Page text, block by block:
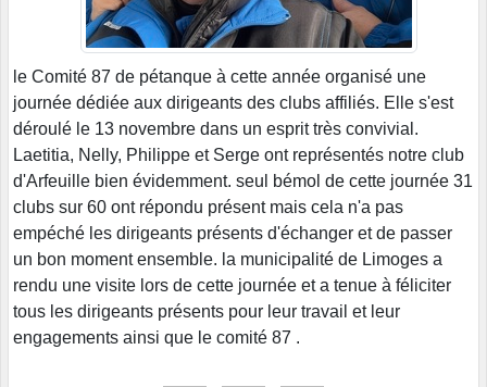
le Comité 87 de pétanque à cette année organisé une
journée dédiée aux dirigeants des clubs affiliés. Elle s'est
déroulé le 13 novembre dans un esprit très convivial.
Laetitia, Nelly, Philippe et Serge ont représentés notre club
d'Arfeuille bien évidemment. seul bémol de cette journée 31
clubs sur 60 ont répondu présent mais cela n'a pas
empéché les dirigeants présents d'échanger et de passer
un bon moment ensemble. la municipalité de Limoges a
rendu une visite lors de cette journée et a tenue à féliciter
tous les dirigeants présents pour leur travail et leur
engagements ainsi que le comité 87 .